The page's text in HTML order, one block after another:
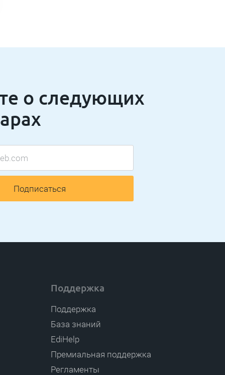
о следующих
Подписаться
Поддержка
Поддержка
База знаний
EdiHelp
Премиальная поддержка
Регламенты